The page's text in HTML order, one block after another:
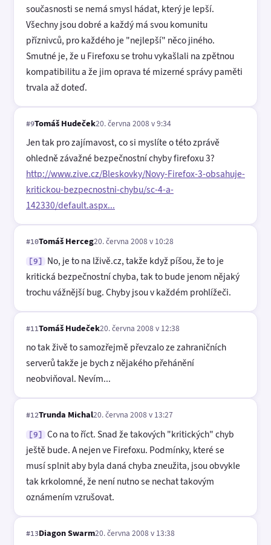
současnosti se nemá smysl hádat, který je lepší.
Všechny jsou dobré a každý má svou komunitu
příznivců, pro každého je "nejlepší" něco jiného.
Smutné je, že u Firefoxu se trohu vykašlali na zpětnou
kompatibilitu a že jim oprava té mizerné správy paměti
trvala až doteď.
#9Tomáš Hudeček20. června 2008 v 9:34
Jen tak pro zajímavost, co si myslíte o této zprávě
ohledně závažné bezpečnostní chyby firefoxu 3?
http://www.zive.cz/Bleskovky/Novy-Firefox-3-obsahuje-
kritickou-bezpecnostni-chybu/sc-4-a-
142330/default.aspx...
#10Tomáš Herceg20. června 2008 v 10:28
[9]
No, je to na lživě.cz, takže když píšou, že to je
kritická bezpečnostní chyba, tak to bude jenom nějaký
trochu vážnější bug. Chyby jsou v každém prohlížeči.
#11Tomáš Hudeček20. června 2008 v 12:38
no tak živě to samozřejmě převzalo ze zahraničních
serverů takže je bych z nějakého přehánění
neobviňoval. Nevím...
#12Trunda Michal20. června 2008 v 13:27
[9]
Co na to říct. Snad že takových "kritických" chyb
ještě bude. A nejen ve Firefoxu. Podmínky, které se
musí splnit aby byla daná chyba zneužita, jsou obvykle
tak krkolomné, že není nutno se nechat takovým
oznámením vzrušovat.
#13Diagon Swarm20. června 2008 v 13:38